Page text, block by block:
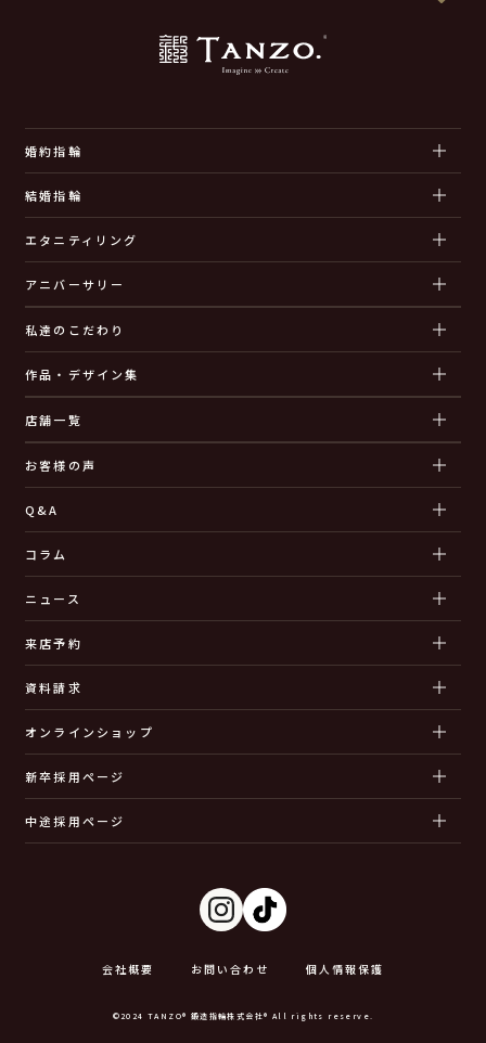
会社概要 お問い合わせ 個人情報保護
©2024 TANZO® 鍛造指輪株式会社® All rights reserve.
婚約指輪
結婚指輪
エタニティリング
アニバーサリー
私達のこだわり
作品・デザイン集
店舗一覧
お客様の声
Q&A
コラム
ニュース
来店予約
資料請求
オンラインショップ
新卒採用ページ
中途採用ページ